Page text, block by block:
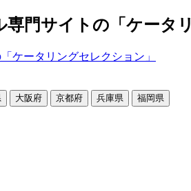
門サイトの「ケータ
大阪府 京都府 兵庫県 福岡県